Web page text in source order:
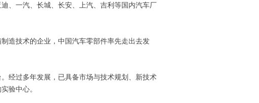
、一汽、长城、长安、上汽、吉利等国内汽车厂
造技术的企业，中国汽车零部件率先走出去发
经过多年发展，已具备市场与技术规划、新技术
验中心。